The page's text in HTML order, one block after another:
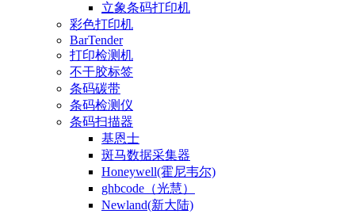
立象条码打印机
彩色打印机
BarTender
打印检测机
不干胶标签
条码碳带
条码检测仪
条码扫描器
基恩士
斑马数据采集器
Honeywell(霍尼韦尔)
ghbcode（光慧）
Newland(新大陆)